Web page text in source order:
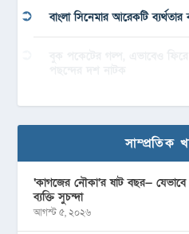
বাংলা সিনেমার আরেকটি
সাম্প্রতিক
‘কাগজের নৌকা’র ষাট বছর—
ব্যক্তি সুচন্দা
আগস্ট ৫, ২০২৬